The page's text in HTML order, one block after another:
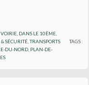
, DANS LE 10ÈME,
SÉCURITÉ ,TRANSPORTS
TAGS :
DU-NORD PLAN-DE-